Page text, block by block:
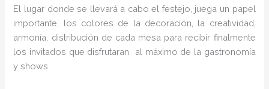
El lugar donde se llevará a cabo el festejo, juega un papel
importante, los colores de la decoración, la creatividad,
armonía, distribución de cada mesa para recibir finalmente
los invitados que disfrutaran al máximo de la gastronomía
y shows.